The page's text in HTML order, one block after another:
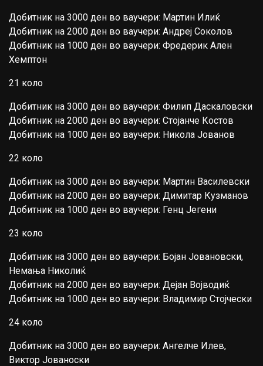
Добитник на 3000 ден во ваучери: Мартин Илиќ
Добитник на 2000 ден во ваучери: Андреј Соколов
Добитник на 1000 ден во ваучери: Фредерик Ален
Хемптон
21 коло
Добитник на 3000 ден во ваучери: Филип Даскаловски
Добитник на 2000 ден во ваучери: Стојанче Костов
Добитник на 1000 ден во ваучери: Никола Јованов
22 коло
Добитник на 3000 ден во ваучери: Мартин Василевски
Добитник на 2000 ден во ваучери: Димитар Кузманов
Добитник на 1000 ден во ваучери: Генц Јегени
23 коло
Добитник на 3000 ден во ваучери: Бојан Јовановски,
Немања Николиќ
Добитник на 2000 ден во ваучери: Дејан Војводиќ
Добитник на 1000 ден во ваучери: Владимир Стојчески
24 коло
Добитник на 3000 ден во ваучери: Ангелче Илев,
Виктор Јованоски